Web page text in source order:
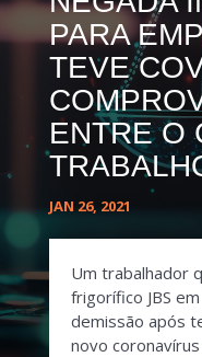
PARA
TEVE
ENTRE O
JAN 26, 2021
Um trabalhador
frigorífico JBS
demissão após
novo